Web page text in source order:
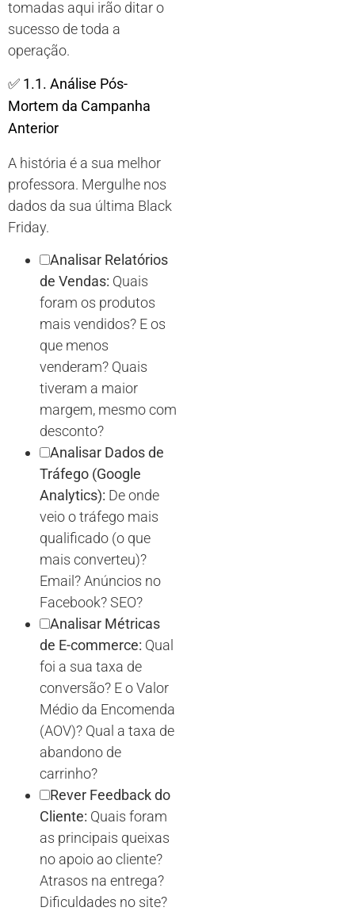
tomadas aqui irão ditar o
sucesso de toda a
operação.
✅ 1.1. Análise Pós-
Mortem da Campanha
Anterior
A história é a sua melhor
professora. Mergulhe nos
dados da sua última Black
Friday.
Analisar Relatórios
de Vendas: Quais
foram os produtos
mais vendidos? E os
que menos
venderam? Quais
tiveram a maior
margem, mesmo com
desconto?
Analisar Dados de
Tráfego (Google
Analytics): De onde
veio o tráfego mais
qualificado (o que
mais converteu)?
Email? Anúncios no
Facebook? SEO?
Analisar Métricas
de E-commerce: Qual
foi a sua taxa de
conversão? E o Valor
Médio da Encomenda
(AOV)? Qual a taxa de
abandono de
carrinho?
Rever Feedback do
Cliente: Quais foram
as principais queixas
no apoio ao cliente?
Atrasos na entrega?
Dificuldades no site?